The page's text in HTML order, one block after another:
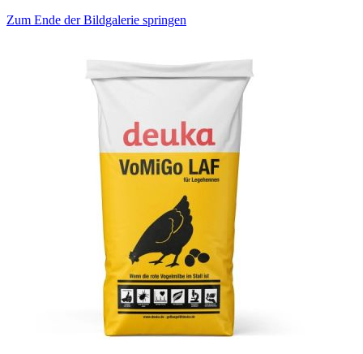
Zum Ende der Bildgalerie springen